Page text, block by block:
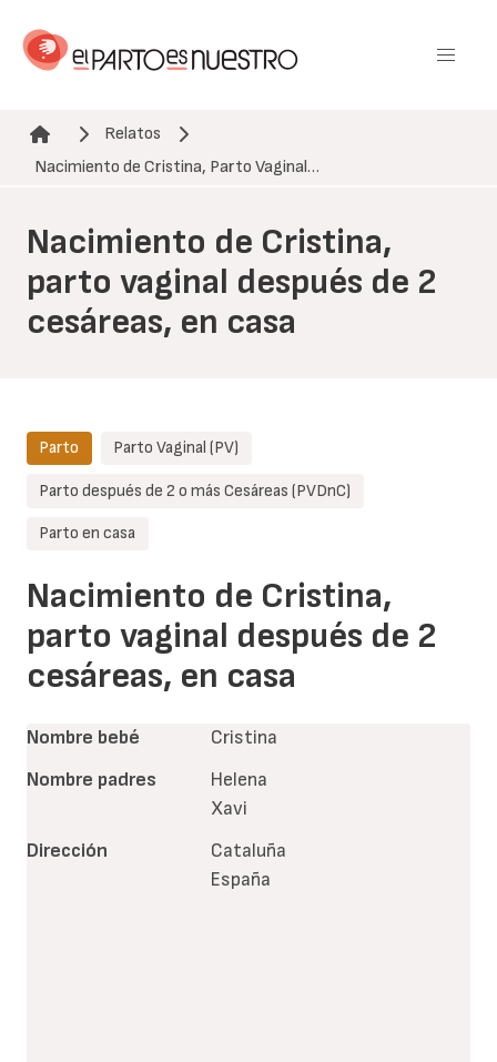
contenido
Ruta de navegación
Relatos
Nacimiento de Cristina, Parto Vaginal…
Nacimiento de Cristina,
parto vaginal después de 2
cesáreas, en casa
Nacimiento de Cristina,
parto vaginal después de 2
cesáreas, en casa
Parto Parto Vaginal (PV)
Parto después de 2 o más Cesáreas (PVDnC)
Parto en casa
Nombre bebé
Cristina
Nombre padres
Helena
Xavi
Dirección
Cataluña
España